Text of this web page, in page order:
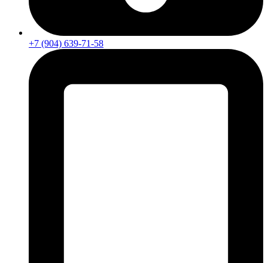
+7 (904) 639-71-58